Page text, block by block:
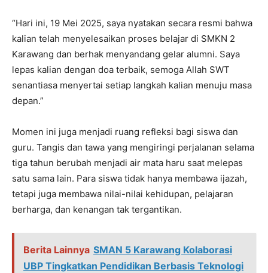
“Hari ini, 19 Mei 2025, saya nyatakan secara resmi bahwa
kalian telah menyelesaikan proses belajar di SMKN 2
Karawang dan berhak menyandang gelar alumni. Saya
lepas kalian dengan doa terbaik, semoga Allah SWT
senantiasa menyertai setiap langkah kalian menuju masa
depan.”
Momen ini juga menjadi ruang refleksi bagi siswa dan
guru. Tangis dan tawa yang mengiringi perjalanan selama
tiga tahun berubah menjadi air mata haru saat melepas
satu sama lain. Para siswa tidak hanya membawa ijazah,
tetapi juga membawa nilai-nilai kehidupan, pelajaran
berharga, dan kenangan tak tergantikan.
Berita Lainnya SMAN 5 Karawang Kolaborasi
UBP Tingkatkan Pendidikan Berbasis Teknologi